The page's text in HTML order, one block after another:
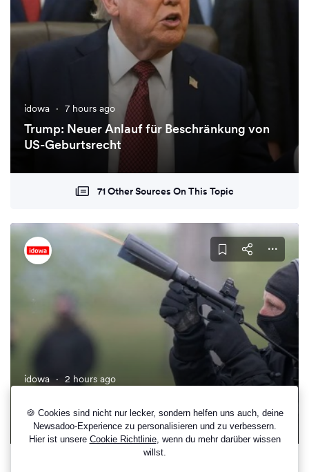
🍪 Cookies sind nicht nur lecker, sondern helfen uns auch, deine
Newsadoo-Experience zu personalisieren und zu verbessern.
Hier ist unsere Cookie Richtlinie, wenn du mehr darüber wissen
willst.
idowa · 7 hours ago
Trump: Neuer Anlauf für Beschränkung von
US-Geburtsrecht
71 Other Sources On This Topic
idowa · 2 hours ago
Drohnenabwehr